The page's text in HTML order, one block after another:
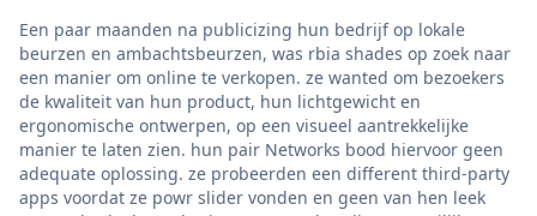
Een paar maanden na publicizing hun bedrijf op lokale
beurzen en ambachtsbeurzen, was rbia shades op zoek naar
een manier om online te verkopen. ze wanted om bezoekers
de kwaliteit van hun product, hun lichtgewicht en
ergonomische ontwerpen, op een visueel aantrekkelijke
manier te laten zien. hun pair Networks bood hiervoor geen
adequate oplossing. ze probeerden een different third-party
apps voordat ze powr slider vonden en geen van hen leek